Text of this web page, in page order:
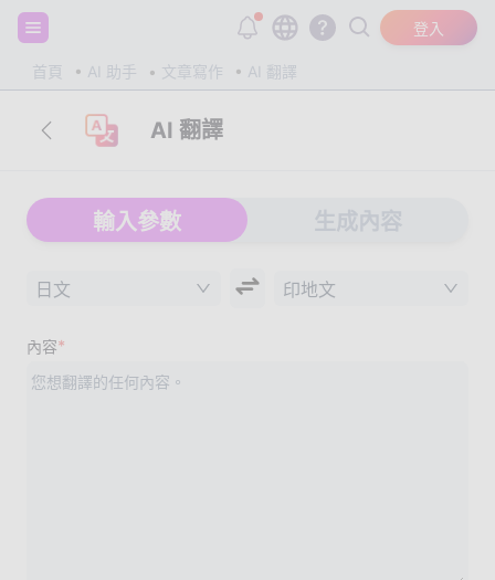
登入
首頁 AI 助手 文章寫作 AI 翻譯
註冊並獲得 20,000 個免費 tokens！
AI 翻譯
輸入參數
日文 印地文
內容*